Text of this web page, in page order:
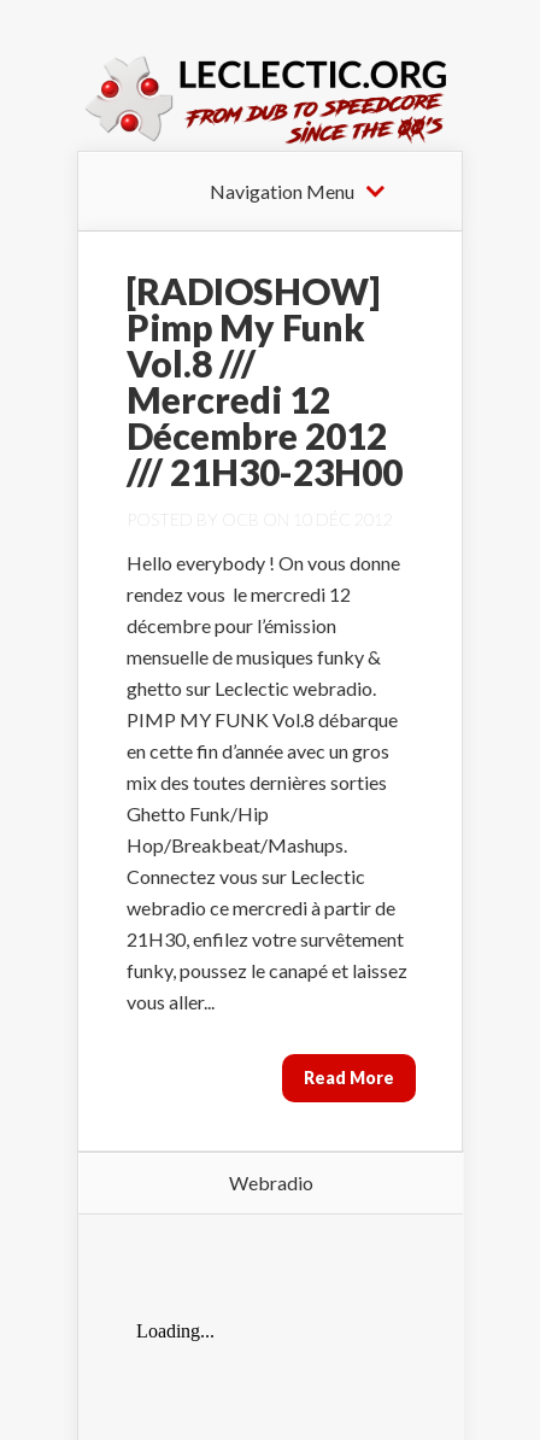
Navigation Menu
[RADIOSHOW]
Pimp My Funk
Vol.8 ///
Mercredi 12
Décembre 2012
/// 21H30-23H00
POSTED BY OCB
Hello everybody ! On vous donne
rendez vous le mercredi 12
décembre pour l’émission
mensuelle de musiques funky &
ghetto sur Leclectic webradio.
PIMP MY FUNK Vol.8 débarque
en cette fin d’année avec un gros
mix des toutes dernières sorties
Ghetto Funk/Hip
Hop/Breakbeat/Mashups.
Connectez vous sur Leclectic
webradio ce mercredi à partir de
21H30, enfilez votre survêtement
funky, poussez le canapé et laissez
vous aller...
Read More
Webradio